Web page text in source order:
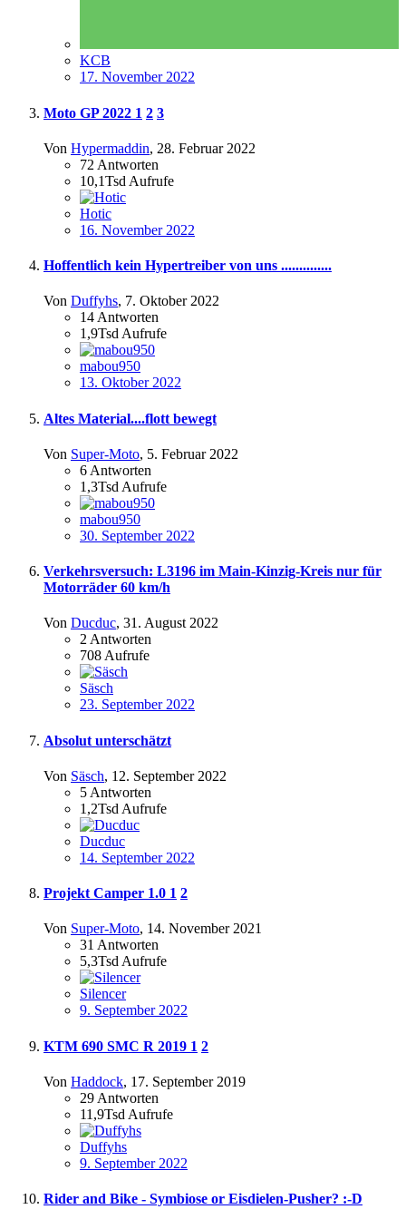
KCB
17. November 2022
Moto GP 2022 1 2 3
Von Hypermaddin, 28. Februar 2022
72 Antworten
10,1Tsd Aufrufe
Hotic
16. November 2022
Hoffentlich kein Hypertreiber von uns ..............
Von Duffyhs, 7. Oktober 2022
14 Antworten
1,9Tsd Aufrufe
mabou950
13. Oktober 2022
Altes Material....flott bewegt
Von Super-Moto, 5. Februar 2022
6 Antworten
1,3Tsd Aufrufe
mabou950
30. September 2022
Verkehrsversuch: L3196 im Main-Kinzig-Kreis nur für
Motorräder 60 km/h
Von Ducduc, 31. August 2022
2Antworten
708Aufrufe
Säsch
23. September 2022
Absolut unterschätzt
Von Säsch, 12. September 2022
5 Antworten
1,2Tsd Aufrufe
Ducduc
14. September 2022
Projekt Camper 1.0 1 2
Von Super-Moto, 14. November 2021
31 Antworten
5,3TsdAufrufe
Silencer
9. September 2022
KTM 690 SMC R 2019 1 2
Von Haddock, 17. September 2019
29 Antworten
11,9Tsd Aufrufe
Duffyhs
9. September 2022
Rider and Bike - Symbiose or Eisdielen-Pusher? :-D